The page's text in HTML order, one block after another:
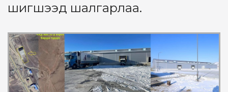
шигшээд шалгарлаа.